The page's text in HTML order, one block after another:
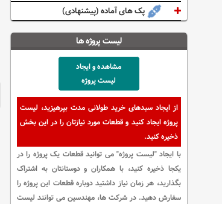
پک های آماده (پیشنهادی)
لیست پروژه ها
مشاهده و ایجاد
لیست پروژه
از ایجاد سبدهای خرید طولانی مدت بپرهیزید، لیست
پروژه ایجاد کنید و قطعات مورد نیازتان را در این بخش
ذخیره کنید.
با ایجاد "لیست پروژه" می توانید قطعات یک پروژه را در
یکجا ذخیره کنید، با همکاران و دوستانتان به اشتراک
بگذارید، هر زمان نیاز داشتید دوباره قطعات این پروژه را
سفارش دهید. در شرکت ها، مهندسین می توانند لیست